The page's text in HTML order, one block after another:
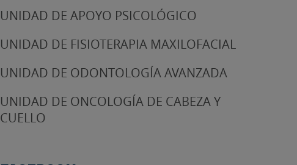
UNIDAD DE APOYO PSICOLÓGICO
UNIDAD DE FISIOTERAPIA MAXILOFACIAL
UNIDAD DE ODONTOLOGÍA AVANZADA
UNIDAD DE ONCOLOGÍA DE CABEZA Y
CUELLO